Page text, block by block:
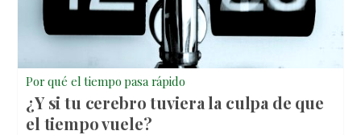
Por qué el tiempo pasa rápido
¿Y si tu cerebro tuviera la culpa de que
el tiempo vuele?